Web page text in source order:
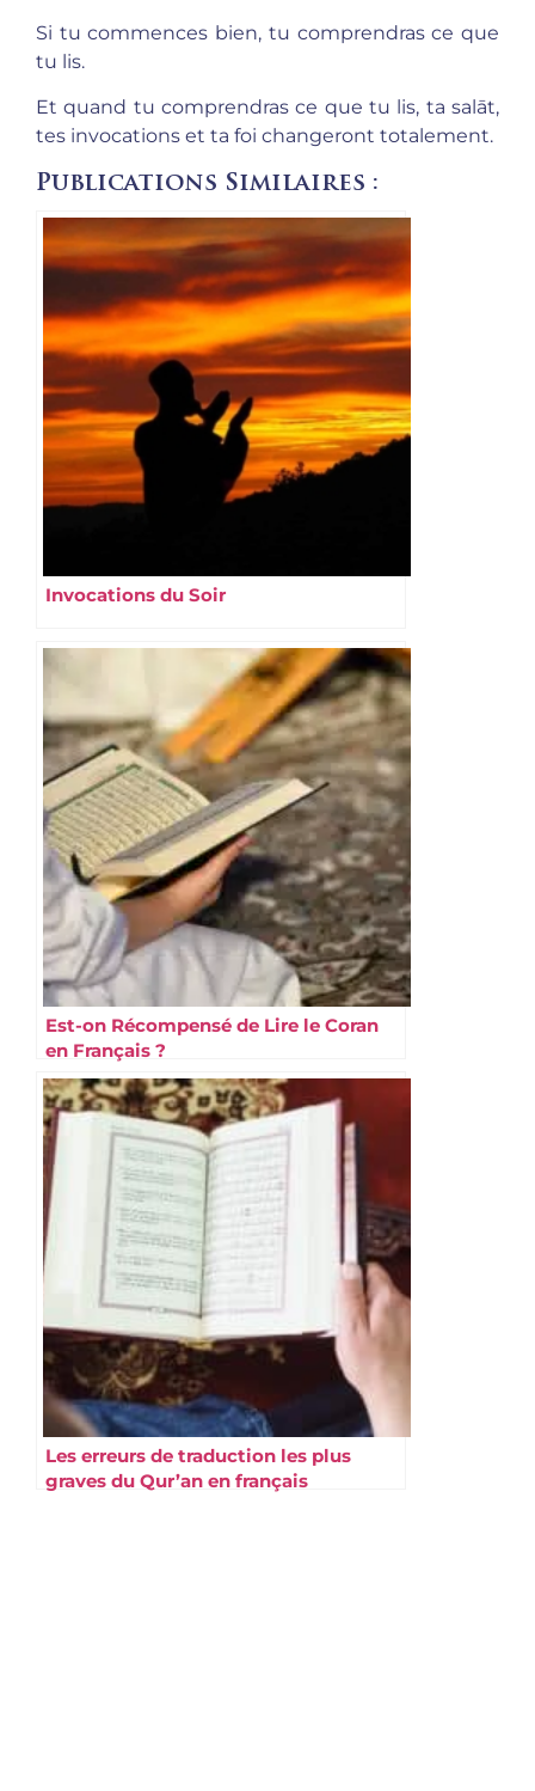
Si tu commences bien, tu comprendras ce que
tu lis.
Et quand tu comprendras ce que tu lis, ta salāt,
tes invocations et ta foi changeront totalement.
Publications Similaires :
Invocations du Soir
Est-on Récompensé de Lire le Coran
en Français ?
Les erreurs de traduction les plus
graves du Qur’an en français